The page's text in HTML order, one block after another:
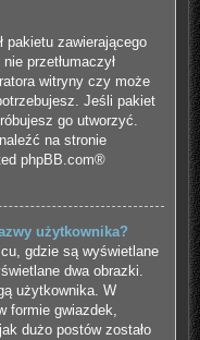
pakietu zawierającego
przetłumaczył
witryny czy może
Jeśli pakiet
go utworzyć.
na stronie
phpBB.com®
użytkownika?
gdzie są wyświetlane
dwa obrazki.
użytkownika. W
formie gwiazdek,
dużo postów zostało